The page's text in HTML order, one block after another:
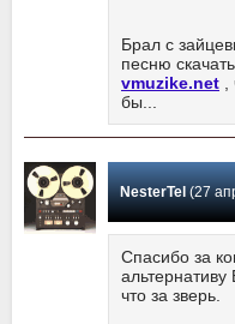
Брал с
песню
vmuzike.net ,
бы...
NesterTel (27
Спасибо за
что за зверь.